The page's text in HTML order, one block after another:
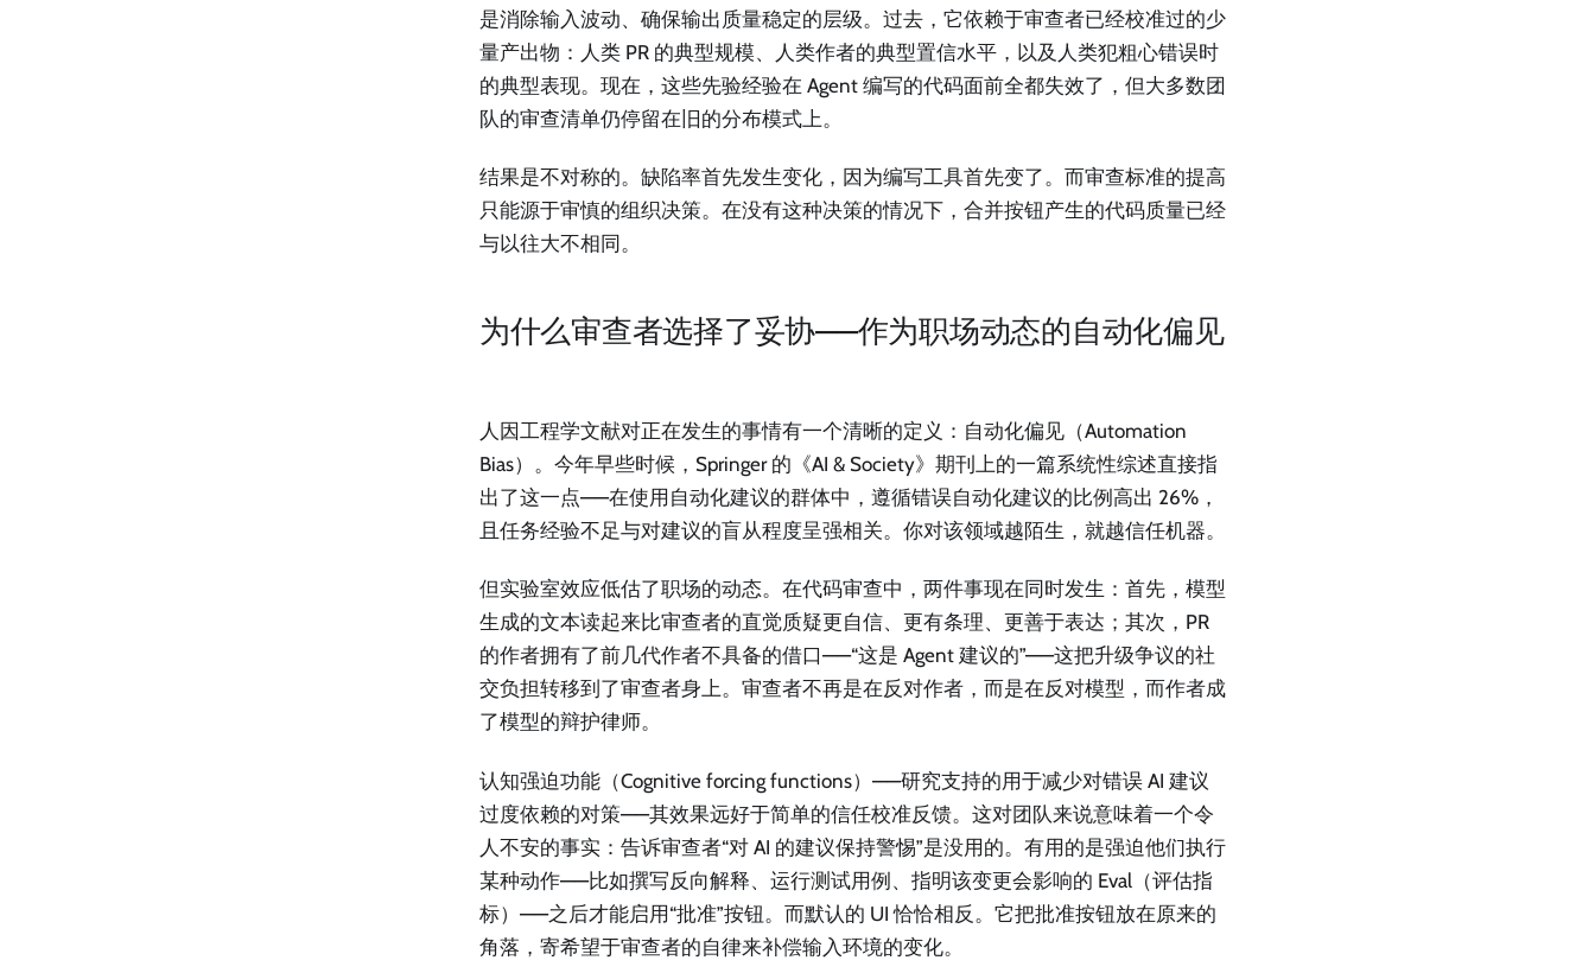
是消除输入波动、确保输出质量稳定的层级。过去，它依赖于审查者已经校准过的少
量产出物：人类 PR 的典型规模、人类作者的典型置信水平，以及人类犯粗心错误时
的典型表现。现在，这些先验经验在 Agent 编写的代码面前全都失效了，但大多数团
队的审查清单仍停留在旧的分布模式上。
结果是不对称的。缺陷率首先发生变化，因为编写工具首先变了。而审查标准的提高
只能源于审慎的组织决策。在没有这种决策的情况下，合并按钮产生的代码质量已经
与以往大不相同。
为什么审查者选择了妥协——作为职场动态的自动化偏见
人因工程学文献对正在发生的事情有一个清晰的定义：自动化偏见（Automation
Bias）。今年早些时候，Springer 的《AI & Society》期刊上的一篇系统性综述直接指
出了这一点——在使用自动化建议的群体中，遵循错误自动化建议的比例高出 26%，
且任务经验不足与对建议的盲从程度呈强相关。你对该领域越陌生，就越信任机器。
但实验室效应低估了职场的动态。在代码审查中，两件事现在同时发生：首先，模型
生成的文本读起来比审查者的直觉质疑更自信、更有条理、更善于表达；其次，PR
的作者拥有了前几代作者不具备的借口——“这是 Agent 建议的”——这把升级争议的社
交负担转移到了审查者身上。审查者不再是在反对作者，而是在反对模型，而作者成
了模型的辩护律师。
认知强迫功能（Cognitive forcing functions）——研究支持的用于减少对错误 AI 建议
过度依赖的对策——其效果远好于简单的信任校准反馈。这对团队来说意味着一个令
人不安的事实：告诉审查者“对 AI 的建议保持警惕”是没用的。有用的是强迫他们执行
某种动作——比如撰写反向解释、运行测试用例、指明该变更会影响的 Eval（评估指
标）——之后才能启用“批准”按钮。而默认的 UI 恰恰相反。它把批准按钮放在原来的
角落，寄希望于审查者的自律来补偿输入环境的变化。